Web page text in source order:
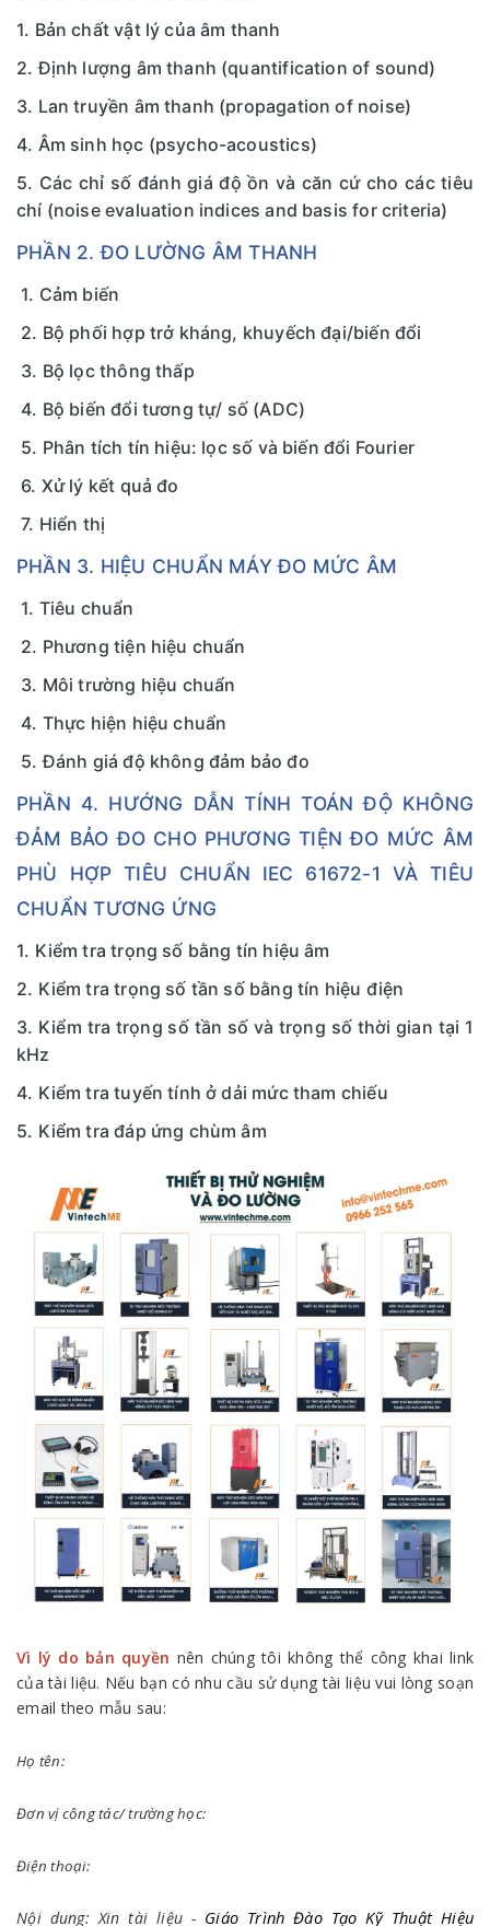
1. Bản chất vật lý của âm thanh
2. Định lượng âm thanh (quantification of sound)
3. Lan truyền âm thanh (propagation of noise)
4. Âm sinh học (psycho-acoustics)
5. Các chỉ số đánh giá độ ồn và căn cứ cho các tiêu
chí (noise evaluation indices and basis for criteria)
PHẦN 2. ĐO LƯỜNG ÂM THANH
1. Cảm biến
2. Bộ phối hợp trở kháng, khuyếch đại/biến đổi
3. Bộ lọc thông thấp
4. Bộ biến đổi tương tự/ số (ADC)
5. Phân tích tín hiệu: lọc số và biến đổi Fourier
6. Xử lý kết quả đo
7. Hiển thị
PHẦN 3. HIỆU CHUẨN MÁY ĐO MỨC ÂM
1. Tiêu chuẩn
2. Phương tiện hiệu chuẩn
3. Môi trường hiệu chuẩn
4. Thực hiện hiệu chuẩn
5. Đánh giá độ không đảm bảo đo
PHẦN 4. HƯỚNG DẪN TÍNH TOÁN ĐỘ KHÔNG
ĐẢM BẢO ĐO CHO PHƯƠNG TIỆN ĐO MỨC ÂM
PHÙ HỢP TIÊU CHUẨN IEC 61672-1 VÀ TIÊU
CHUẨN TƯƠNG ỨNG
1. Kiểm tra trọng số bằng tín hiệu âm
2. Kiểm tra trọng số tần số bằng tín hiệu điện
3. Kiểm tra trọng số tần số và trọng số thời gian tại 1
kHz
4. Kiểm tra tuyến tính ở dải mức tham chiếu
5. Kiểm tra đáp ứng chùm âm
Vì lý do bản quyền nên chúng tôi không thể công khai link
của tài liệu. Nếu bạn có nhu cầu sử dụng tài liệu vui lòng soạn
email theo mẫu sau:
Họ tên:
Đơn vị công tác/ trường học:
Điện thoại:
Nội dung: Xin tài liệu - Giáo Trình Đào Tạo Kỹ Thuật Hiệu